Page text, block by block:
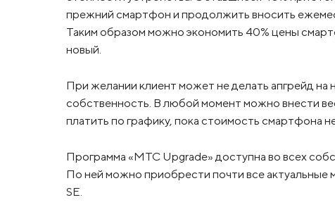
прежний смартфон и продолжить вносить
Таким образом можно экономить 40% цены
новый.
При желании клиент может не делать апгрейд на
собственность. В любой момент можно внести
платить по графику, пока стоимость смартфона
Программа «МТС Upgrade» доступна во всех
По ней можно приобрести почти все актуальные
SE.